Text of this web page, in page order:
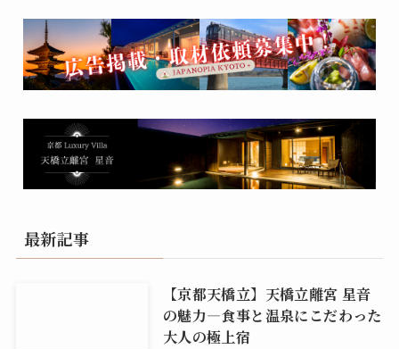
最新記事
【京都天橋立】天橋立離宮 星音
の魅力―食事と温泉にこだわった
大人の極上宿